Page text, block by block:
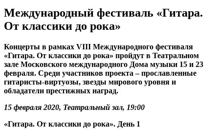
Международный фестиваль «Гитара.
От классики до рока»
Концерты в рамках VIII Международного фестиваля
«Гитара. От классики до рока» пройдут в Театральном
зале Московского международного Дома музыки 15 и 23
февраля. Среди участников проекта – прославленные
гитаристы-виртуозы, звезды мирового уровня и
обладатели престижных наград.
15 февраля 2020, Театральный зал, 19:00
«Гитара. От классики до рока». День 1